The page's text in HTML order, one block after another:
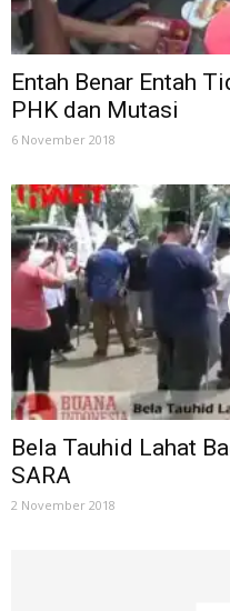
Entah Benar Entah
PHK dan Mutasi
6 November 2018
Bela Tauhid Lahat
SARA
2 November 2018